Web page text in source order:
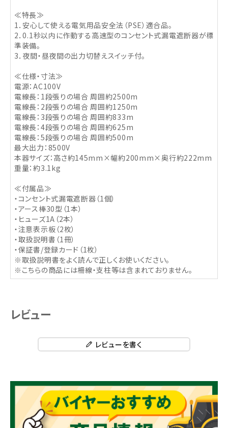
≪特長≫
1．安心して使える電気用品安全法（PSE）適合品。
2．0.1秒以内に作動する高速型のコンセント式漏電遮断器が標
準装備。
3．夜間・昼夜間の出力切替えスイッチ付。
≪仕様・寸法≫
電源：AC100V
電線長：1段張りの場合 周囲約2500m
電線長：2段張りの場合 周囲約1250m
電線長：3段張りの場合 周囲約833m
電線長：4段張りの場合 周囲約625m
電線長：5段張りの場合 周囲約500m
最大出力：8500V
本器サイズ：高さ約145mm×幅約200mm×奥行約222mm
重量：約3.1kg
≪付属品≫
・コンセント式漏電遮断器（1個）
・アース棒30型（1本）
・ヒューズ1A（2本）
・注意表示板（2枚）
・取扱説明書（1冊）
・保証書/登録カード（1枚）
※取扱説明書をよく読んで正しくお使いください。
※こちらの商品には柵線・支柱等は含まれておりません。
レビュー
レビューを書く